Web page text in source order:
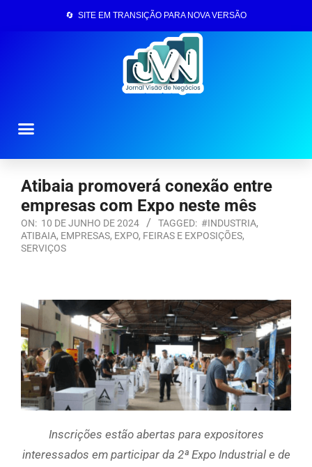
🔄 SITE EM TRANSIÇÃO PARA NOVA VERSÃO
Atibaia promoverá conexão entre
empresas com Expo neste mês
ON: 10 DE JUNHO DE 2024 TAGGED: #INDUSTRIA,
ATIBAIA, EMPRESAS, EXPO, FEIRAS E EXPOSIÇÕES,
SERVIÇOS
Inscrições estão abertas para expositores
interessados em participar da 2ª Expo Industrial e de